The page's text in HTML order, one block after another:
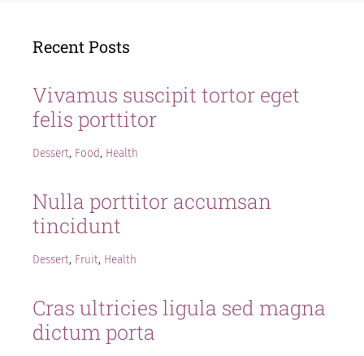
Recent Posts
Vivamus suscipit tortor eget
felis porttitor
Dessert, Food, Health
Nulla porttitor accumsan
tincidunt
Dessert, Fruit, Health
Cras ultricies ligula sed magna
dictum porta